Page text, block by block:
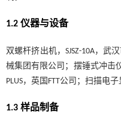
1.2 仪器与设备
双螺杆挤出机，SJSZ-10A，
械集团有限公司；摆锤式冲击
PLUS，英国FTT公司；扫描电
1.3 样品制备